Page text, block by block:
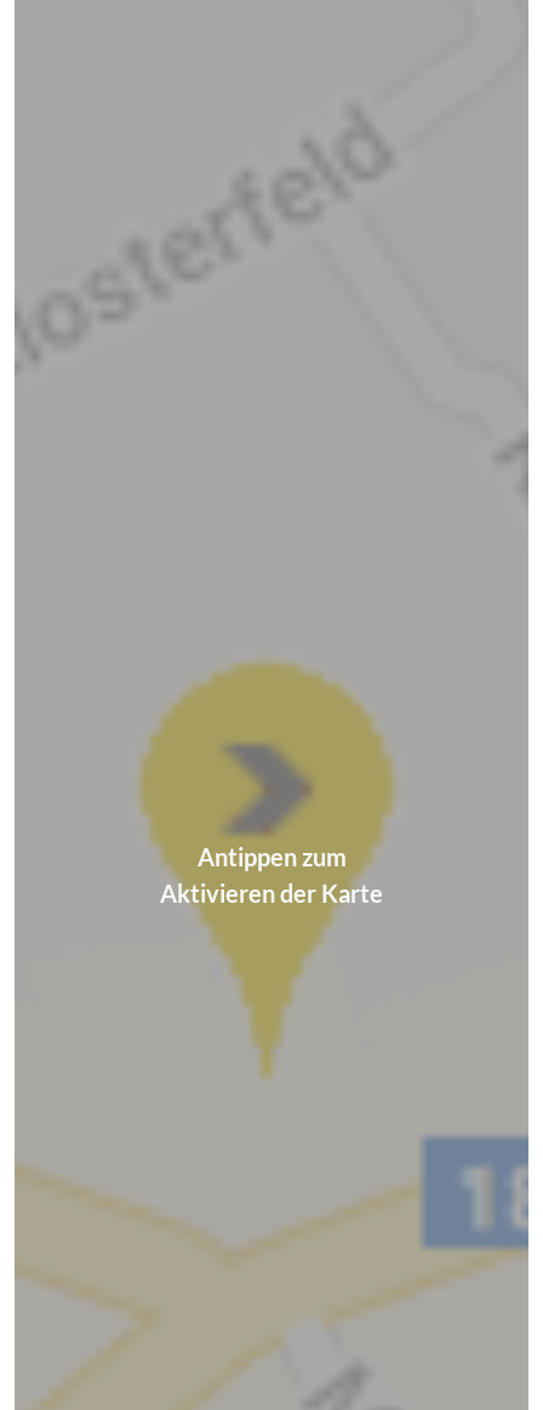
Antippen zum
Aktivieren der Karte